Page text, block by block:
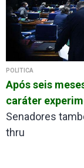
POLÍTICA
Após seis
caráter
Senadores
thru